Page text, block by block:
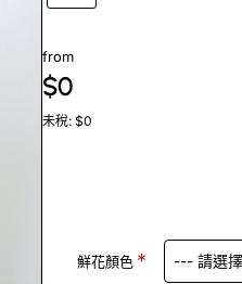
from
$0
未稅: $0
鮮花顏色